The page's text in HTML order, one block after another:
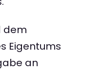
dem
Eigentums
an